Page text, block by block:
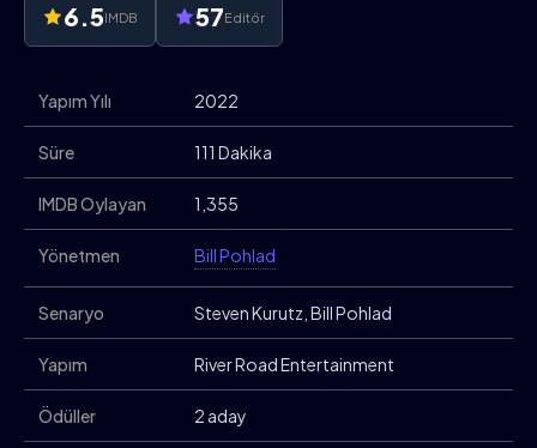
6.5IMDB 57Editör
Yapım Yılı 2022
Süre 111 Dakika
IMDB Oylayan 1,355
Yönetmen Bill Pohlad
Senaryo Steven Kurutz, Bill Pohlad
Yapım River Road Entertainment
Ödüller 2 aday